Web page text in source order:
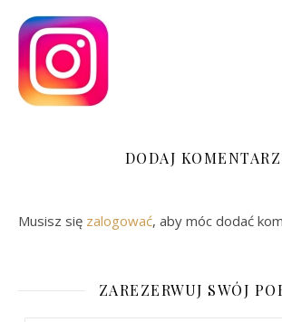
DODAJ KOMENTARZ
Musisz się zalogować, aby móc dodać
ZAREZERWUJ SWÓJ